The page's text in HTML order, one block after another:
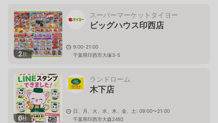
2枚
スーパーマーケットタイヨー
ビッグハウス印西店
9:00-21:00
千葉県印西市大塚3-5
6枚
ランドローム
木下店
日、月、火、水、木、金、土: 09:00〜21:00
千葉県印西市大森2492